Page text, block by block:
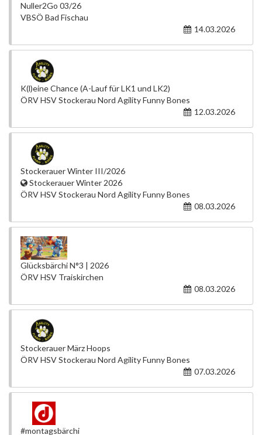
Nuller2Go 03/26
VBSÖ Bad Fischau
14.03.2026
K(l)eine Chance (A-Lauf für LK1 und LK2)
ÖRV HSV Stockerau Nord Agility Funny Bones
12.03.2026
Stockerauer Winter III/2026
Stockerauer Winter 2026
ÖRV HSV Stockerau Nord Agility Funny Bones
08.03.2026
Glücksbärchi N°3 | 2026
ÖRV HSV Traiskirchen
08.03.2026
Stockerauer März Hoops
ÖRV HSV Stockerau Nord Agility Funny Bones
07.03.2026
#montagsbärchi